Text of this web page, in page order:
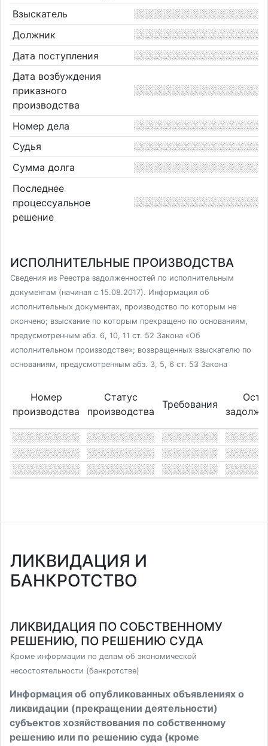
Взыскатель
Должник
Дата поступления
Дата возбуждения
приказного
производства
Номер дела
Судья
Сумма долга
Последнее
процессуальное
решение
ИСПОЛНИТЕЛЬНЫЕ ПРОИЗВОДСТВА
Сведения из Реестра задолженностей по исполнительным
документам (начиная с 15.08.2017). Информация об
исполнительных документах, производство по которым не
окончено; взыскание по которым прекращено по основаниям,
предусмотренным абз. 6, 10, 11 ст. 52 Закона «Об
исполнительном производстве»; возвращенных взыскателю по
основаниям, предусмотренным абз. 3, 5, 6 ст. 53 Закона
Номер
производства
Статус
производства
Требования
ЛИКВИДАЦИЯ И
БАНКРОТСТВО
ЛИКВИДАЦИЯ ПО СОБСТВЕННОМУ
РЕШЕНИЮ, ПО РЕШЕНИЮ СУДА
Кроме информации по делам об экономической
несостоятельности (банкротстве)
Информация об опубликованных объявлениях о
ликвидации (прекращении деятельности)
субъектов хозяйствования по собственному
решению или по решению суда (кроме